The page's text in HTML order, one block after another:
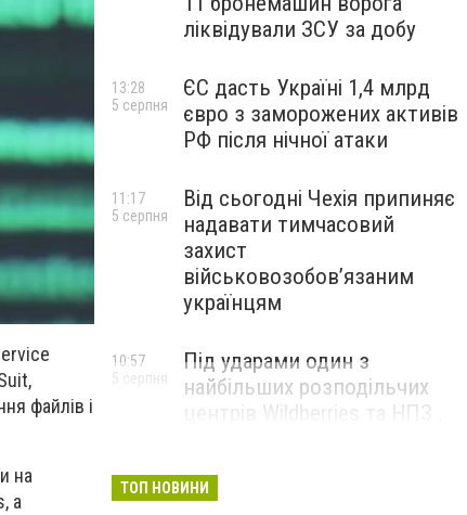
,
файлів і
на
, а
ліквідували ЗСУ за добу
ЄС дасть Україні 1,4 млрд
євро з заморожених активів
РФ після нічної атаки
13:28
5 серпня
Від сьогодні Чехія припиняє
надавати тимчасовий
захист
військовозобов’язаним
українцям
11:17
5 серпня
Під ударами один з
найбільших розподільчих
центрів Wildberries та НПЗ .
10:57
5 серпня
ТОП НОВИНИ